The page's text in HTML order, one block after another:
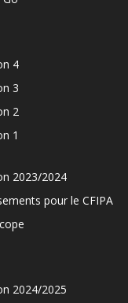
4
3
2
1
2023/2024
pour le CFIPA
2024/2025